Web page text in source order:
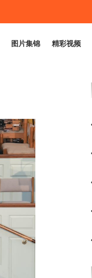
图片集锦 精彩视频